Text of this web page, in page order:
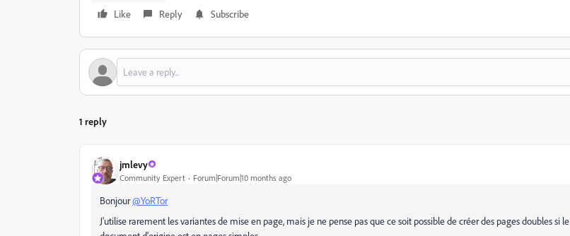
Like
Reply Subscribe
1 reply
jmlevy
Community Expert Forum|Forum|10 months ago
Bonjour@YoRTor
J'utilise rarement les variantes de mise en page, mais je ne pense pas que ce soit possible de créer des pages doubles si le